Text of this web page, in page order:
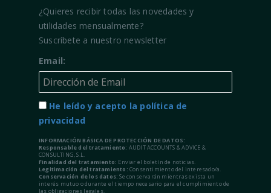
¿Quieres recibir todas las novedades y
utilidades mensualmente?
Suscríbete a nuestro newsletter
Email:
He leído y acepto la política de
privacidad
INFORMACIÓN BÁSICA DE PROTECCIÓN DE DATOS:
Responsable del tratamiento: AUDIT ACCOUNTS & ADVICE &
CONSULTING, S.L.
Finalidad del tratamiento: Enviar el boletín de noticias.
Legitimación del tratamiento: Consentimiento del interesado/a.
Conservación de los datos: Se conservarán mientras exista un
interés mutuo o durante el tiempo necesario para el cumplimiento de
las obligaciones legales.